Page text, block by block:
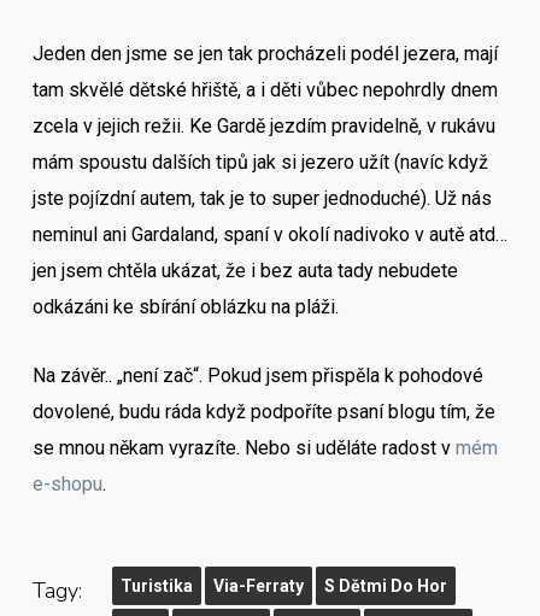
Jeden den jsme se jen tak procházeli podél jezera, mají
tam skvělé dětské hřiště, a i děti vůbec nepohrdly dnem
zcela v jejich režii. Ke Gardě jezdím pravidelně, v rukávu
mám spoustu dalších tipů jak si jezero užít (navíc když
jste pojízdní autem, tak je to super jednoduché). Už nás
neminul ani Gardaland, spaní v okolí nadivoko v autě atd…
jen jsem chtěla ukázat, že i bez auta tady nebudete
odkázáni ke sbírání oblázku na pláži.
Na závěr.. „není zač“. Pokud jsem přispěla k pohodové
dovolené, budu ráda když podpoříte psaní blogu tím, že
se mnou někam vyrazíte. Nebo si uděláte radost v mém
e-shopu.
Tagy: Turistika Via-Ferraty S Dětmi Do Hor